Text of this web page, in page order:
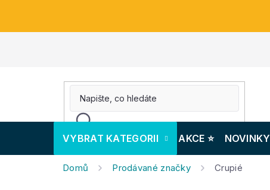
VYBRAT KATEGORII AKCE ⭐️ NOVINKY
Domů Prodávané značky Crupié